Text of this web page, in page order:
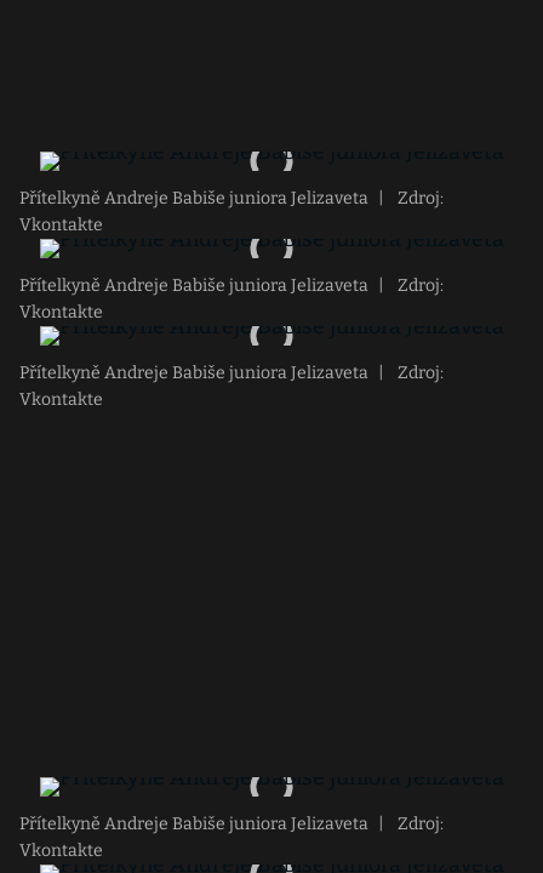
Přítelkyně Andreje Babiše juniora Jelizaveta
Zdroj:
Vkontakte
Přítelkyně Andreje Babiše juniora Jelizaveta
Zdroj:
Vkontakte
Přítelkyně Andreje Babiše juniora Jelizaveta
Zdroj:
Vkontakte
Přítelkyně Andreje Babiše juniora Jelizaveta
Zdroj:
Vkontakte